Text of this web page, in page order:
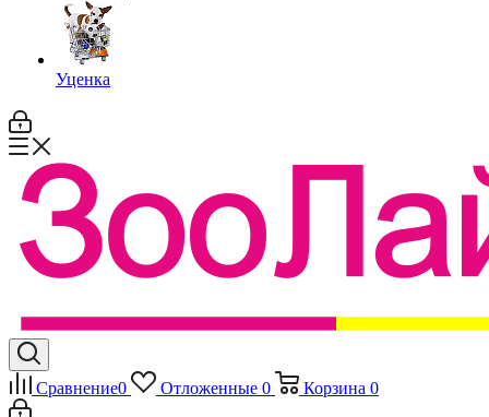
Уценка
Сравнение0 Отложенные 0 Корзина 0